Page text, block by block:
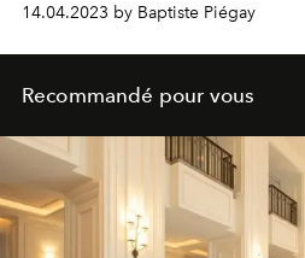
14.04.2023 by Baptiste Piégay
Recommandé pour vous